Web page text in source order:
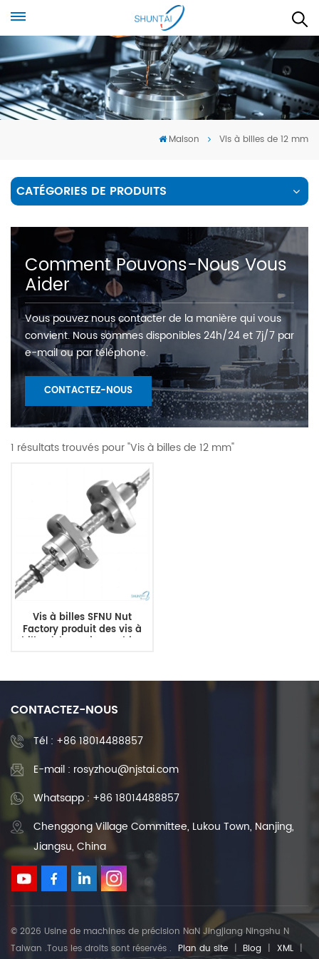
Maison Vis à billes de 12 mm
CATÉGORIES DE PRODUITS
Comment Pouvons-Nous Vous
Aider
Vous pouvez nous contacter de la manière qui vous
convient. Nous sommes disponibles 24h/24 et 7j/7 par
e-mail ou par téléphone.
CONTACTEZ-NOUS
1 résultats trouvés pour "Vis à billes de 12 mm"
Vis à billes SFNU Nut
Factory produit des vis à
billes à bas prix en Chine
CONTACTEZ-NOUS
Tél : +86 18014488857
E-mail : rosyzhou@njstai.com
Whatsapp : +86 18014488857
Chenggong Village Committee, Lukou Town, Nanjing,
Jiangsu, China
© 2026 Usine de machines de précision NaN Jingjiang Ningshu N
Taiwan .Tous les droits sont réservés . Plan du site | Blog | XML |